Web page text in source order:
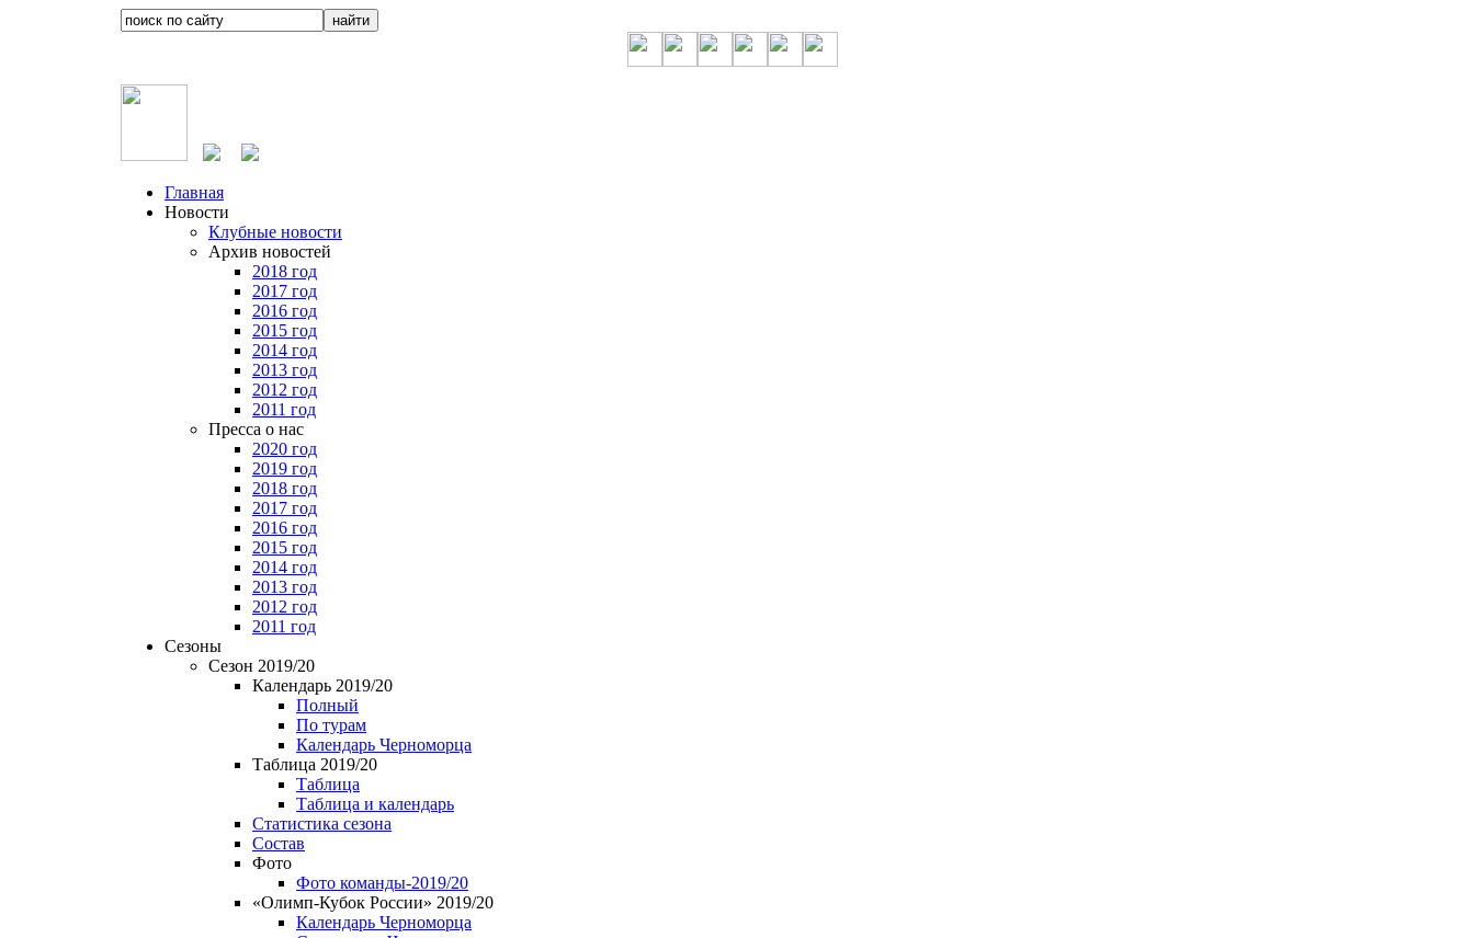
Главная
Новости
Клубные новости
Архив новостей
2018 год
2017 год
2016 год
2015 год
2014 год
2013 год
2012 год
2011 год
Пресса о нас
2020 год
2019 год
2018 год
2017 год
2016 год
2015 год
2014 год
2013 год
2012 год
2011 год
Сезоны
Сезон 2019/20
Календарь 2019/20
Полный
По турам
Календарь Черноморца
Таблица 2019/20
Таблица
Таблица и календарь
Статистика сезона
Состав
Фото
Фото команды-2019/20
«Олимп-Кубок России» 2019/20
Календарь Черноморца